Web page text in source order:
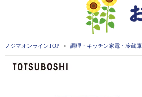
ノジマオンラインTOP 調理・キッチン家電・冷蔵庫